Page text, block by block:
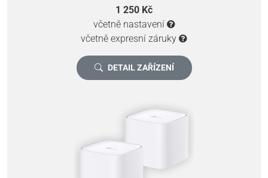
1 250 Kč
včetně nastavení
včetně expresní záruky
DETAIL ZAŘÍZENÍ